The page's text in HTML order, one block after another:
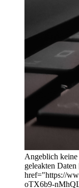
Angeblich
geleakten Daten
href="https://
oTX6b9-